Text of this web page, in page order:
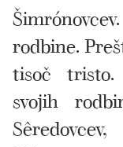
Šimrónovcev.
rodbine.
tisoč tristo.
svojih